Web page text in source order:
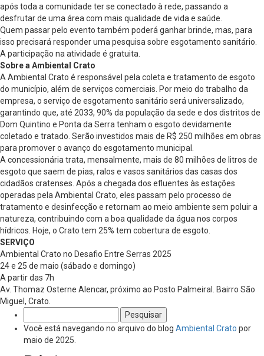
após toda a comunidade ter se conectado à rede, passando a
desfrutar de uma área com mais qualidade de vida e saúde.
Quem passar pelo evento também poderá ganhar brinde, mas, para
isso precisará responder uma pesquisa sobre esgotamento sanitário.
A participação na atividade é gratuita.
Sobre a Ambiental Crato
A Ambiental Crato é responsável pela coleta e tratamento de esgoto
do município, além de serviços comerciais. Por meio do trabalho da
empresa, o serviço de esgotamento sanitário será universalizado,
garantindo que, até 2033, 90% da população da sede e dos distritos de
Dom Quintino e Ponta da Serra tenham o esgoto devidamente
coletado e tratado. Serão investidos mais de R$ 250 milhões em obras
para promover o avanço do esgotamento municipal.
A concessionária trata, mensalmente, mais de 80 milhões de litros de
esgoto que saem de pias, ralos e vasos sanitários das casas dos
cidadãos cratenses. Após a chegada dos efluentes às estações
operadas pela Ambiental Crato, eles passam pelo processo de
tratamento e desinfecção e retornam ao meio ambiente sem poluir a
natureza, contribuindo com a boa qualidade da água nos corpos
hídricos. Hoje, o Crato tem 25% tem cobertura de esgoto.
SERVIÇO
Ambiental Crato no Desafio Entre Serras 2025
24 e 25 de maio (sábado e domingo)
A partir das 7h
Av. Thomaz Osterne Alencar, próximo ao Posto Palmeiral. Bairro São
Miguel, Crato.
por:
Você está navegando no arquivo do blog Ambiental Crato por
maio de 2025.